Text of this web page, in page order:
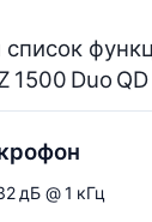
1500 Duo QD
дБ @ 1 кГц